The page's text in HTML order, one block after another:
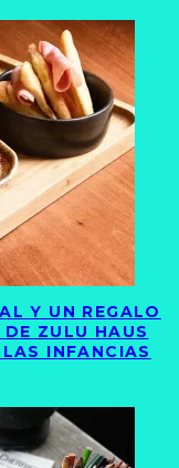
Y UN REGALO
ZULU HAUS
INFANCIAS